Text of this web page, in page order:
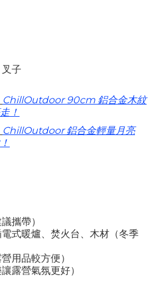
子
ChillOutdoor 90cm 鋁合金木紋
！
ChillOutdoor 鋁合金輕量月亮
攜帶）
式暖爐、焚火台、木材（冬季
用品較方便）
露營氣氛更好）